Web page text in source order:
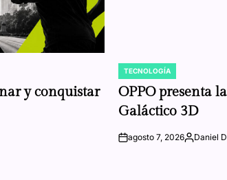
y conquistar
POSTED
IN
TECNOLOGÍA
OPPO presenta
Galáctico 3D
onagosto 7, 2026Posted
Daniel